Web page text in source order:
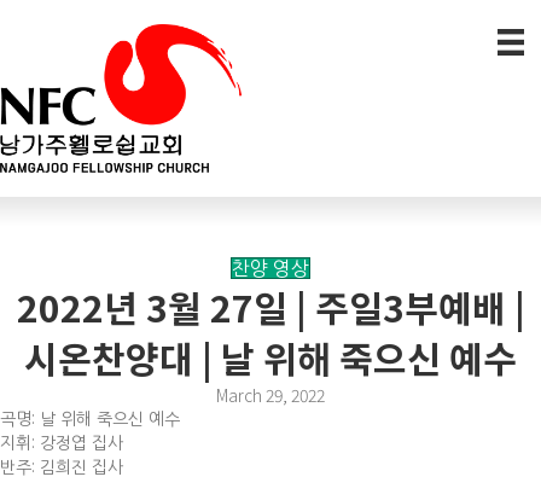
찬양 영상
2022년 3월 27일 | 주일3부예배 |
시온찬양대 | 날 위해 죽으신 예수
March 29, 2022
곡명: 날 위해 죽으신 예수
지휘: 강정엽 집사
반주: 김희진 집사